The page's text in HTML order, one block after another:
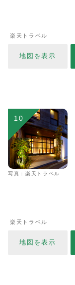
楽天トラベル
地図を表示
10
写真：楽天トラベル
楽天トラベル
地図を表示